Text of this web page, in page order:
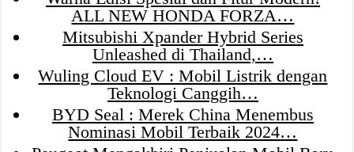
ALL NEW HONDA FORZA…
Mitsubishi Xpander Hybrid Series
Unleashed di Thailand,…
Wuling Cloud EV : Mobil Listrik dengan
Teknologi Canggih…
BYD Seal : Merek China Menembus
Nominasi Mobil Terbaik 2024…